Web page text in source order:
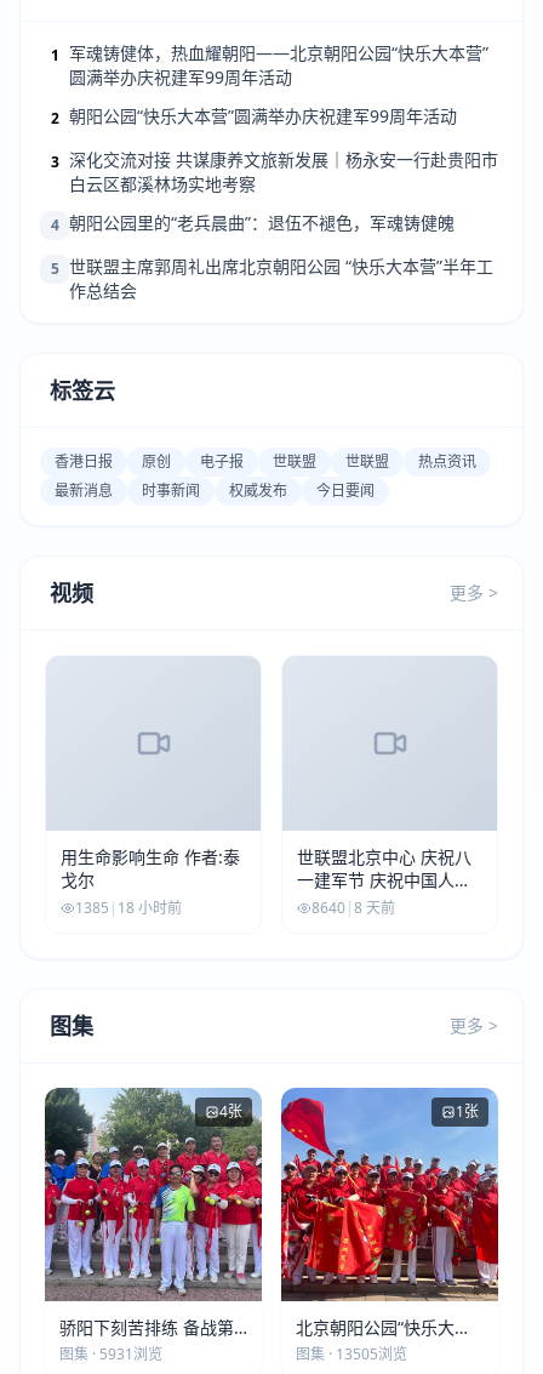
1
军魂铸健体，热血耀朝阳——北京朝阳公园“快乐大本营”
圆满举办庆祝建军99周年活动
2 朝阳公园“快乐大本营”圆满举办庆祝建军99周年活动
3 深化交流对接 共谋康养文旅新发展｜杨永安一行赴贵阳市
白云区都溪林场实地考察
4 朝阳公园里的“老兵晨曲”：退伍不褪色，军魂铸健魄
5 世联盟主席郭周礼出席北京朝阳公园 “快乐大本营”半年工
作总结会
标签云
香港日报 原创 电子报 世联盟 世联盟
热点资讯
最新消息
时事新闻 权威发布 今日要闻
视频 更多 >
用生命影响生命 作者:泰
戈尔
1385 | 18 小时前
世联盟北京中心 庆祝八
一建军节 庆祝中国人民
解放军建军99周年
8640|8 天前
图集 更多 >
4张
骄阳下刻苦排练 备战第
五届莫斯科世界大健康运
图集 · 5931浏览
1张
北京朝阳公园“快乐大本
营”建党105周年庆祝活动
图集 · 13505浏览